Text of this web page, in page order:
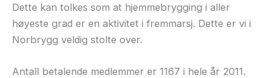
Dette kan tolkes som at hjemmebrygging i aller
høyeste grad er en aktivitet i fremmarsj. Dette er vi i
Norbrygg veldig stolte over.
Antall betalende medlemmer er 1167 i hele år 2011.